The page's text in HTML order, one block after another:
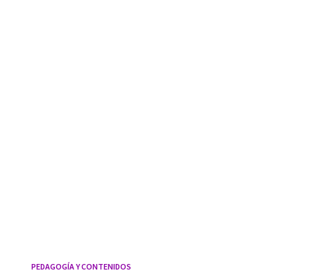
PEDAGOGÍA Y CONTENIDOS